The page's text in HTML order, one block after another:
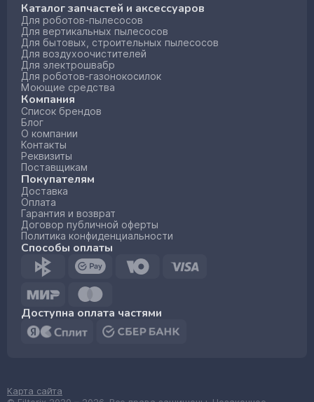
Каталог запчастей и аксессуаров
Для роботов-пылесосов
Для вертикальных пылесосов
Для бытовых, строительных пылесосов
Для воздухоочистителей
Для электрошвабр
Для роботов-газонокосилок
Моющие средства
Компания
Список брендов
Блог
О компании
Контакты
Реквизиты
Поставщикам
Покупателям
Доставка
Оплата
Гарантия и возврат
Договор публичной оферты
Политика конфиденциальности
Способы оплаты
Доступна оплата частями
Карта сайта